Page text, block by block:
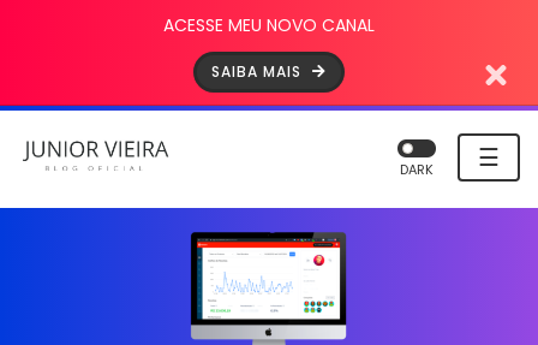
ACESSE MEU NOVO CANAL
SAIBA MAIS
☰
DARK